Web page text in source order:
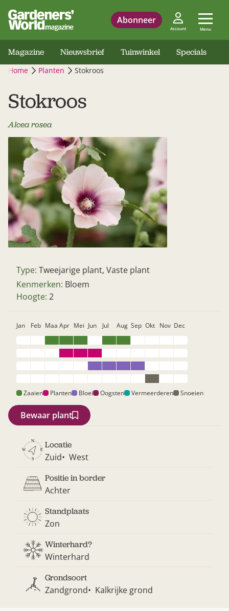
Abonneer
Account Menu
Zoek
Gardeners’ World 08/2026
Magazine Nieuwsbrief Tuinwinkel Specials
Home Planten Stokroos
Stokroos
Alcea rosea
Type: Tweejarige plant, Vaste plant
Kenmerken: Bloem
Hoogte: 2
Jan Feb Maa Apr Mei Jun Jul Aug Sep Okt Nov Dec
Zaaien Planten Bloei Oogsten Vermeerderen Snoeien
Bewaar plant
Locatie
Zuid West
Positie in border
Achter
Standplaats
Zon
Winterhard?
Winterhard
Grondsoort
Zandgrond Kalkrijke grond